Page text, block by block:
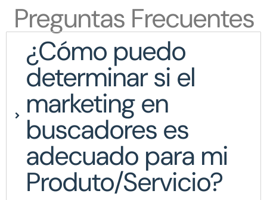
Preguntas Frecuentes
¿Cómo puedo
determinar si el
marketing en
buscadores es
adecuado para mi
Produto/Servicio?